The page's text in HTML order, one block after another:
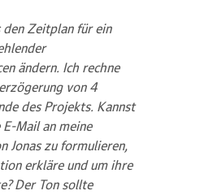
den Zeitplan für ein
ändern. Ich rechne
von 4
des Projekts. Kannst
Mail an meine
Jonas zu formulieren,
erkläre und um ihre
Der Ton sollte